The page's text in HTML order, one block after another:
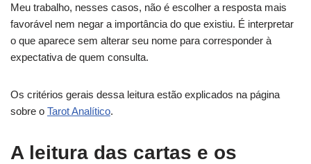
Meu trabalho, nesses casos, não é escolher a resposta mais
favorável nem negar a importância do que existiu. É interpretar
o que aparece sem alterar seu nome para corresponder à
expectativa de quem consulta.
Os critérios gerais dessa leitura estão explicados na página
sobre o Tarot Analítico.
A leitura das cartas e os